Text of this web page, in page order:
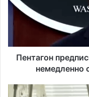
а
п
Пентагон
немедленно